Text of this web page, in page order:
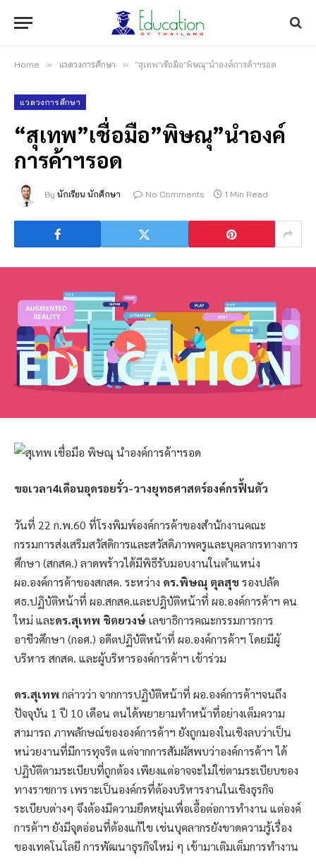
Home » แวดวงการศึกษา » “สุเทพ”เชื่อมือ”พิษณุ”นำองค์การค้าฯรอด
แวดวงการศึกษา
“สุเทพ”เชื่อมือ”พิษณุ”นำองค์
การค้าฯรอด
By นักเรียน นักศึกษา No Comments 1 Min Read
ขอเวลา4เดือนอุดรอยรั่ว-วางยุทธศาสตร์องค์กรฟื้นตัว
วันที่ 22 ก.พ.60 ที่โรงพิมพ์องค์การค้าของสำนักงานคณะ
กรรมการส่งเสริมสวัสดิการและสวัสดิภาพครูและบุคลากรทางการ
ศึกษา (สกสค.) ลาดพร้าวได้มีพิธีรับมอบงานในตำแหน่ง
ผอ.องค์การค้าของสกสค. ระหว่าง ดร.พิษณุ ตุลสุข รองปลัด
ศธ.ปฏิบัติหน้าที่ ผอ.สกสค.และปฎิบัติหน้าที่ ผอ.องค์การค้าฯ คน
ใหม่ และดร.สุเทพ ชิตยวงษ์เลขาธิการคณะกรรมการการ
อาชีวศึกษา (กอศ.) อดีตปฏิบัติหน้าที่ ผอ.องค์การค้าฯ โดยมีผู้
บริหาร สกสค. และผู้บริหารองค์การค้าฯ เข้าร่วม
ดร.สุเทพ กล่าวว่า จากการปฏิบัติหน้าที่ ผอ.องค์การค้าฯจนถึง
ปัจจุบัน 1 ปี 10 เดือน ตนได้พยายามทำหน้าที่อย่างเต็มความ
สามารถ ภาพลักษณ์ขององค์การค้าฯ ยังถูกมองในเชิงลบว่าเป็น
หน่วยงานที่มีการทุจริต แต่จากการสัมผัสพบว่าองค์การค้าฯ ได้
ปฏิบัติตามระเบียบที่ถูกต้อง เพียงแต่อาจจะไม่ใช่ตามระเบียบของ
ทางราชการ เพราะเป็นองค์กรที่ต้องบริหารงานในเชิงธุรกิจ
ระเบียบต่างๆ จึงต้องมีความยืดหยุ่นเพื่อเอื้อต่อการทำงาน แต่องค์
การค้าฯ ยังมีจุดอ่อนที่ต้องแก้ไข เช่นบุคลากรยังขาดความรู้เรื่อง
ของเทคโนโลยี การพัฒนาธุรกิจใหม่ ๆ เข้ามาเติมเต็มการทำงาน